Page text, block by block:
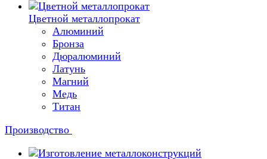
Цветной металлопрокат
Алюминий
Бронза
Дюралюминий
Латунь
Магний
Медь
Титан
Производство